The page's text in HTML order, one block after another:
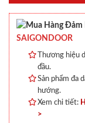
SAIGONDOOR
Thương hiệu
đầu.
Sản phẩm đa
hướng.
Xem chi tiết:
>